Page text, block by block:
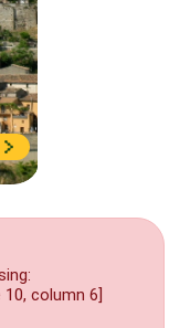
column 6]